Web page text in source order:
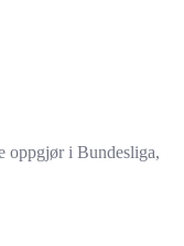
oppgjør i Bundesliga,